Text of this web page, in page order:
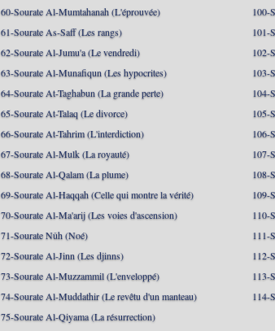
60-Sourate Al-Mumtahanah (L'éprouvée)
61-Sourate As-Saff (Les rangs)
62-Sourate Al-Jumu'a (Le vendredi)
63-Sourate Al-Munafiqun (Les hypocrites)
64-Sourate At-Taghabun (La grande perte)
65-Sourate At-Talaq (Le divorce)
66-Sourate At-Tahrim (L'interdiction)
67-Sourate Al-Mulk (La royauté)
68-Sourate Al-Qalam (La plume)
69-Sourate Al-Haqqah (Celle qui montre la vérité)
70-Sourate Al-Ma'arij (Les voies d'ascension)
71-Sourate Nûh (Noé)
72-Sourate Al-Jinn (Les djinns)
73-Sourate Al-Muzzammil (L'enveloppé)
74-Sourate Al-Muddathir (Le revêtu d'un manteau)
75-Sourate Al-Qiyama (La résurrection)
100-
101-
102-
103-
104-
105-
106-
107-
108-
109-
110-
111-
112-
113-
114-